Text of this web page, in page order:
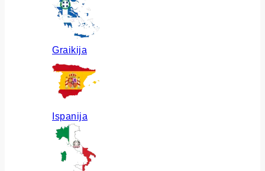
Graikija
Ispanija